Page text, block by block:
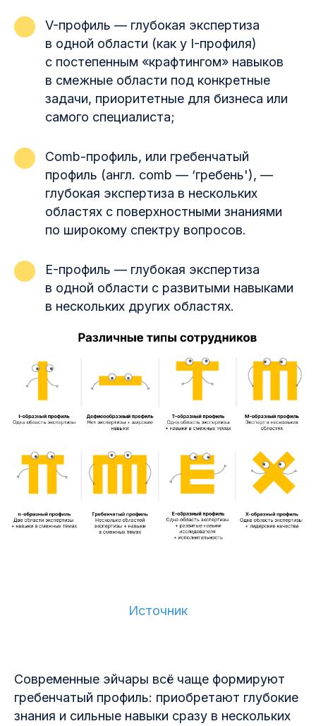
V-профиль — глубокая экспертиза
в одной области (как у I-профиля)
с постепенным «крафтингом» навыков
в смежные области под конкретные
задачи, приоритетные для бизнеса или
самого специалиста;
Comb-профиль, или гребенчатый
профиль (англ. comb — ‘гребень'), —
глубокая экспертиза в нескольких
областях с поверхностными знаниями
по широкому спектру вопросов.
E-профиль — глубокая экспертиза
в одной области с развитыми навыками
в нескольких других областях.
Источник
Современные эйчары всё чаще формируют
гребенчатый профиль: приобретают глубокие
знания и сильные навыки сразу в нескольких